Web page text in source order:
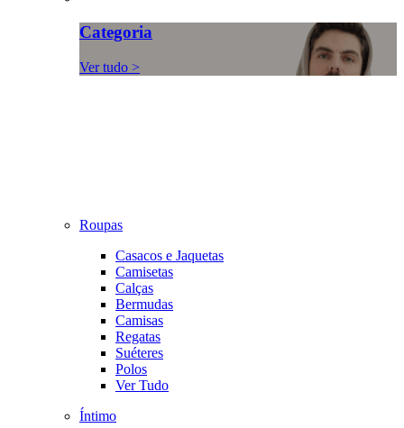
Categoria
Ver tudo >
Roupas
Casacos e Jaquetas
Camisetas
Calças
Bermudas
Camisas
Regatas
Suéteres
Polos
Ver Tudo
Íntimo